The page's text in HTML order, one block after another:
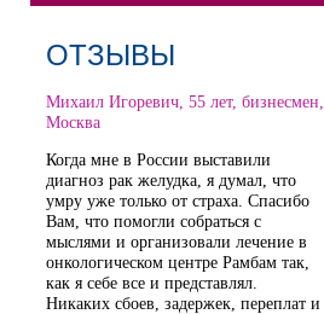
ОТЗЫВЫ
Михаил Игоревич, 55 лет, бизнесмен,
Москва
Когда мне в России выставили
диагноз рак желудка, я думал, что
умру уже только от страха. Спасибо
Вам, что помогли собраться с
мыслями и организовали лечение в
онкологическом центре Рамбам так,
как я себе все и представлял.
Никаких сбоев, задержек, переплат и